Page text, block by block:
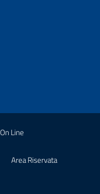
Line
Area Riservata